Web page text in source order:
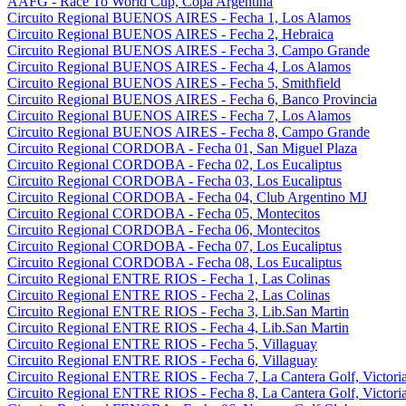
Circuito Regional BUENOS AIRES - Fecha 1, Los Alamos
Circuito Regional BUENOS AIRES - Fecha 2, Hebraica
Circuito Regional BUENOS AIRES - Fecha 3, Campo Grande
Circuito Regional BUENOS AIRES - Fecha 4, Los Alamos
Circuito Regional BUENOS AIRES - Fecha 5, Smithfield
Circuito Regional BUENOS AIRES - Fecha 6, Banco Provincia
Circuito Regional BUENOS AIRES - Fecha 7, Los Alamos
Circuito Regional BUENOS AIRES - Fecha 8, Campo Grande
Circuito Regional CORDOBA - Fecha 01, San Miguel Plaza
Circuito Regional CORDOBA - Fecha 02, Los Eucaliptus
Circuito Regional CORDOBA - Fecha 03, Los Eucaliptus
Circuito Regional CORDOBA - Fecha 04, Club Argentino MJ
Circuito Regional CORDOBA - Fecha 05, Montecitos
Circuito Regional CORDOBA - Fecha 06, Montecitos
Circuito Regional CORDOBA - Fecha 07, Los Eucaliptus
Circuito Regional CORDOBA - Fecha 08, Los Eucaliptus
Circuito Regional ENTRE RIOS - Fecha 1, Las Colinas
Circuito Regional ENTRE RIOS - Fecha 2, Las Colinas
Circuito Regional ENTRE RIOS - Fecha 3, Lib.San Martin
Circuito Regional ENTRE RIOS - Fecha 4, Lib.San Martin
Circuito Regional ENTRE RIOS - Fecha 5, Villaguay
Circuito Regional ENTRE RIOS - Fecha 6, Villaguay
Circuito Regional ENTRE RIOS - Fecha 7, La Cantera Golf,
Circuito Regional ENTRE RIOS - Fecha 8, La Cantera Golf,